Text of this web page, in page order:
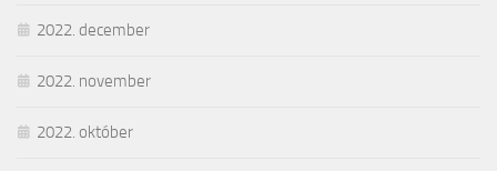
2022. december
2022. november
2022. október